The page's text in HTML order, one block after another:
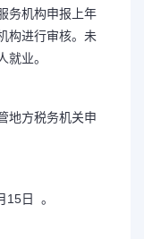
务机构申报上年
构进行审核。未
业。
地方税务机关申
15日 。